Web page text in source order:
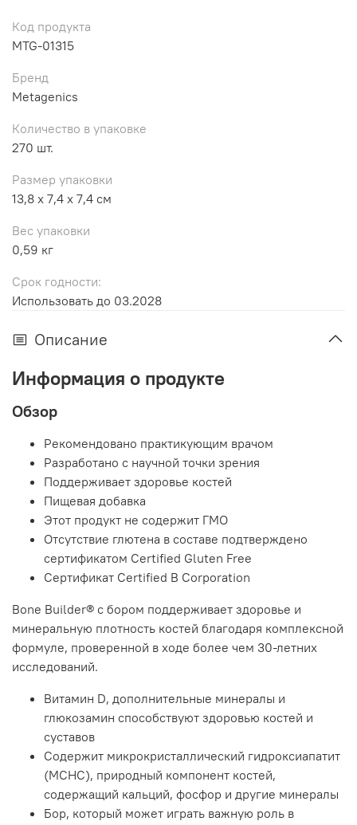
Код продукта
MTG-01315
Бренд
Metagenics
Количество в упаковке
270 шт.
Размер упаковки
13,8 x 7,4 x 7,4 см
Вес упаковки
0,59 кг
Срок годности:
Использовать до 03.2028
Описание
Информация о продукте
Обзор
Рекомендовано практикующим врачом
Разработано с научной точки зрения
Поддерживает здоровье костей
Пищевая добавка
Этот продукт не содержит ГМО
Отсутствие глютена в составе подтверждено
сертификатом Certified Gluten Free
Сертификат Certified B Corporation
Bone Builder® с бором поддерживает здоровье и
минеральную плотность костей благодаря комплексной
формуле, проверенной в ходе более чем 30-летних
исследований.
Витамин D, дополнительные минералы и
глюкозамин способствуют здоровью костей и
суставов
Содержит микрокристаллический гидроксиапатит
(MCHC), природный компонент костей,
содержащий кальций, фосфор и другие минералы
Бор, который может играть важную роль в